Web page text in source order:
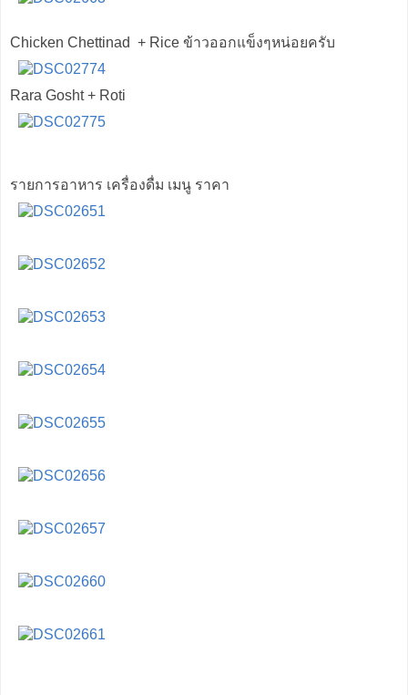
Chicken Chettinad + Rice ข้าวออกแข็งๆหน่อยครับ
Rara Gosht + Roti
รายการอาหาร เครื่องดื่ม เมนู ราคา